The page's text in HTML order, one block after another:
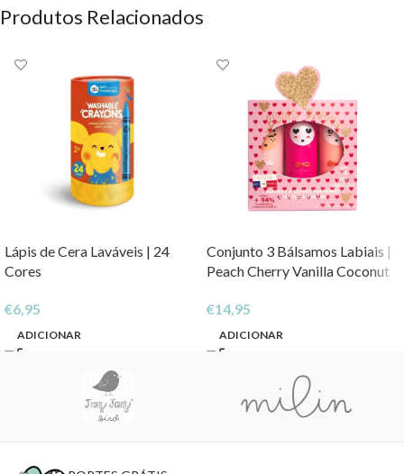
Produtos Relacionados
Lápis de Cera Laváveis | 24
Cores
€6,95
ADICIONAR
Conjunto 3 Bálsamos Labiais |
Peach Cherry Vanilla Coconut
€14,95
ADICIONAR